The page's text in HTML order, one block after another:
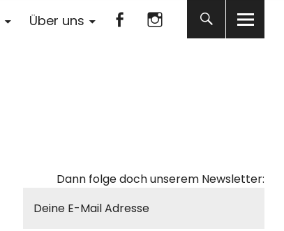
Über uns
FacebookInstagram
Dann folge doch unserem Newsletter: